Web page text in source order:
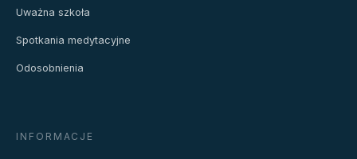
Uważna szkoła
Spotkania medytacyjne
Odosobnienia
INFORMACJE